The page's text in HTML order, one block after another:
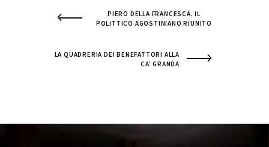
PIERO DELLA FRANCESCA. IL
POLITTICO AGOSTINIANO RIUNITO
LA QUADRERIA DEI BENEFATTORI ALLA
CA’ GRANDA